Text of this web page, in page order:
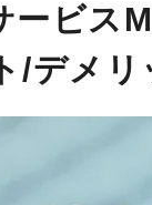
ービス
/デメリ